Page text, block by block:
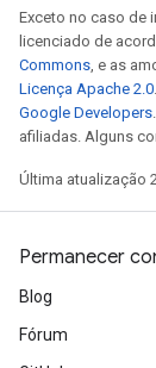
Exceto no caso de
licenciado de
Commons, e as
Licença Apache 2.0
Google Developers
afiliadas. Alguns
Última atualização
Permanecer
Blog
Fórum